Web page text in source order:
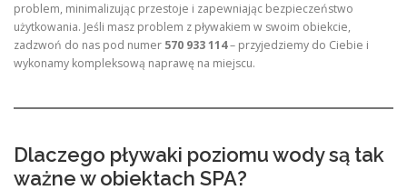
problem, minimalizując przestoje i zapewniając bezpieczeństwo
użytkowania. Jeśli masz problem z pływakiem w swoim obiekcie,
zadzwoń do nas pod numer 570 933 114– przyjedziemy do Ciebie i
wykonamy kompleksową naprawę na miejscu.
Dlaczego pływaki poziomu wody są tak
ważne w obiektach SPA?